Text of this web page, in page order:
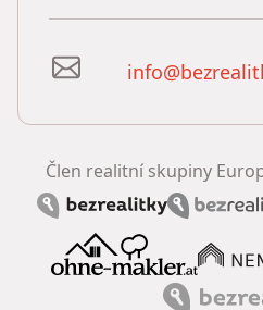
Člen realitní skupiny